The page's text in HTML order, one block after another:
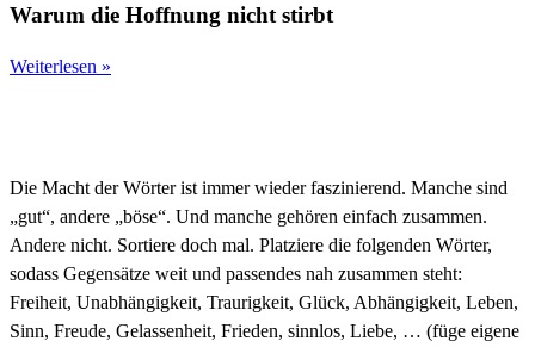
Warum die Hoffnung nicht stirbt
Weiterlesen »
Die Macht der Wörter ist immer wieder faszinierend. Manche sind
„gut“, andere „böse“. Und manche gehören einfach zusammen.
Andere nicht. Sortiere doch mal. Platziere die folgenden Wörter,
sodass Gegensätze weit und passendes nah zusammen steht:
Freiheit, Unabhängigkeit, Traurigkeit, Glück, Abhängigkeit, Leben,
Sinn, Freude, Gelassenheit, Frieden, sinnlos, Liebe, … (füge eigene